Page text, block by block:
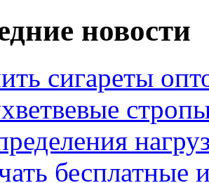
новости
сигареты